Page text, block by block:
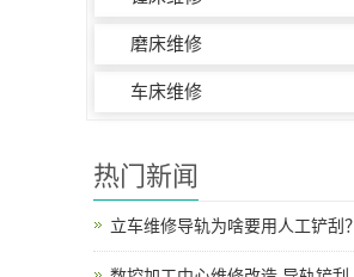
磨床维修
车床维修
热门新闻
立车维修导轨为啥要用人工铲刮？